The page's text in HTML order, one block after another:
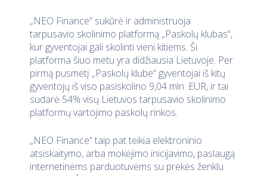
„NEO Finance“ sukūrė ir administruoja
tarpusavio skolinimo platformą „Paskolų klubas“,
kur gyventojai gali skolinti vieni kitiems. Ši
platforma šiuo metu yra didžiausia Lietuvoje. Per
pirmą pusmetį „Paskolų klube“ gyventojai iš kitų
gyventojų iš viso pasiskolino 9,04 mln. EUR, ir tai
sudarė 54% visų Lietuvos tarpusavio skolinimo
platformų vartojimo paskolų rinkos.
„NEO Finance“ taip pat teikia elektroninio
atsiskaitymo, arba mokėjimo inicijavimo, paslaugą
internetinėms parduotuvėms su prekės ženklu